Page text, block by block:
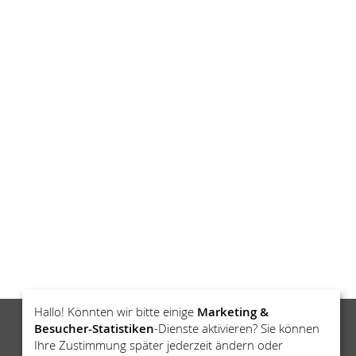
Hallo! Könnten wir bitte einige Marketing &
Besucher-Statistiken-Dienste aktivieren? Sie können
Ihre Zustimmung später jederzeit ändern oder